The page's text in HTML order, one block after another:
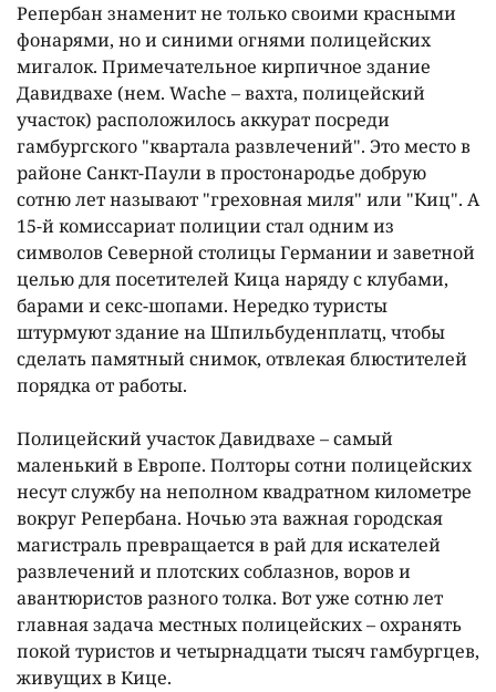
Репербан знаменит не только своими красными
фонарями, но и синими огнями полицейских
мигалок. Примечательное кирпичное здание
Давидвахе (нем. Wache – вахта, полицейский
участок) расположилось аккурат посреди
гамбургского "квартала развлечений". Это место в
районе Санкт-Паули в простонародье добрую
сотню лет называют "греховная миля" или "Киц". А
15-й комиссариат полиции стал одним из
символов Северной столицы Германии и заветной
целью для посетителей Кица наряду с клубами,
барами и секс-шопами. Нередко туристы
штурмуют здание на Шпильбуденплатц, чтобы
сделать памятный снимок, отвлекая блюстителей
порядка от работы.
Полицейский участок Давидвахе – самый
маленький в Европе. Полторы сотни полицейских
несут службу на неполном квадратном километре
вокруг Репербана. Ночью эта важная городская
магистраль превращается в рай для искателей
развлечений и плотских соблазнов, воров и
авантюристов разного толка. Вот уже сотню лет
главная задача местных полицейских – охранять
покой туристов и четырнадцати тысяч гамбургцев,
живущих в Кице.